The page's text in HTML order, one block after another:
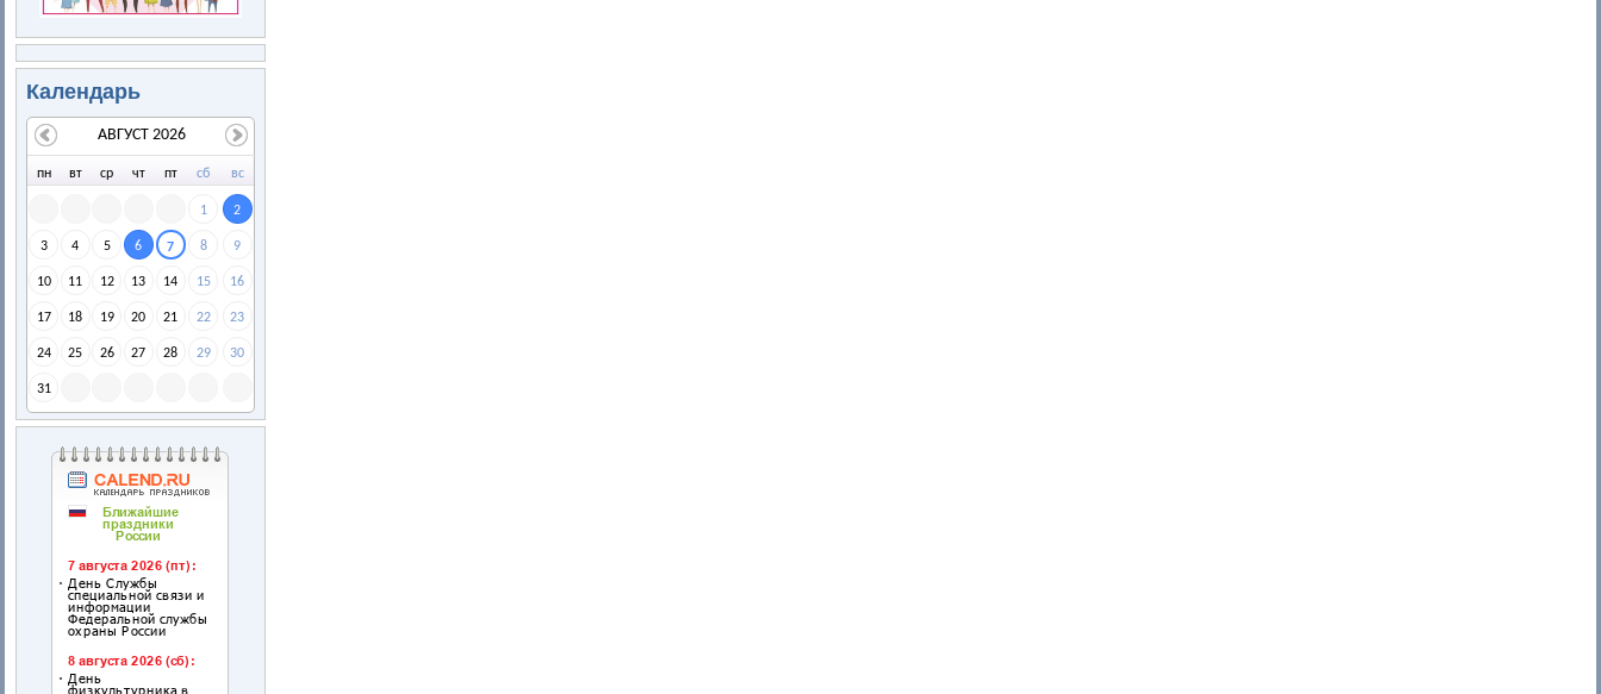
Календарь
пн вт ср чт пт сб вс
1 2
3 4 5 6 7 8 9
10 11 12 13 14 15 16
17 18 19 20 21 22 23
24 25 26 27 28 29 30
31
АВГУСТ 2026